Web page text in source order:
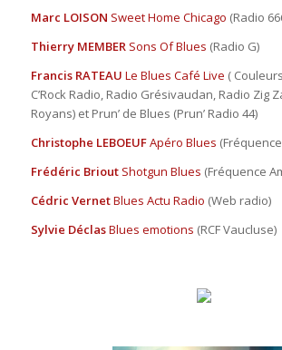
Marc LOISON Sweet Home Chicago (Radio
Thierry MEMBER Sons Of Blues (Radio G)
Francis RATEAU Le Blues Café Live (
C’Rock Radio, Radio Grésivaudan, Radio Zig
Royans) et Prun’ de Blues (Prun’ Radio 44)
Christophe LEBOEUFApéro Blues
Frédéric Briout Shotgun Blues (Fréquence
Cédric VernetBlues Actu Radio (Web radio)
Sylvie DéclasBlues emotions (RCF Vaucluse)